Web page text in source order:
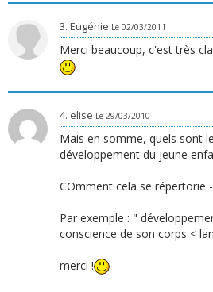
3. Eugénie Le 02/03/2011
Merci beaucoup, c'est très
4. elise Le 29/03/2010
Mais en somme, quels sont
développement du jeune
COmment cela se répertorie
Par exemple : "
conscience de son corps <
merci !